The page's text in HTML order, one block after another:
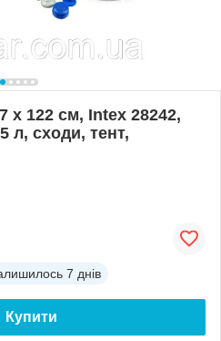
х 122 см, Intex 28242,
л, сходи, тент,
7 днів
Купити